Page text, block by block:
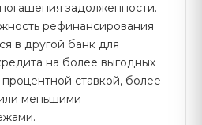
задолженности.
рефинансирования
в другой банк для
на более выгодных
ставкой, более
меньшими